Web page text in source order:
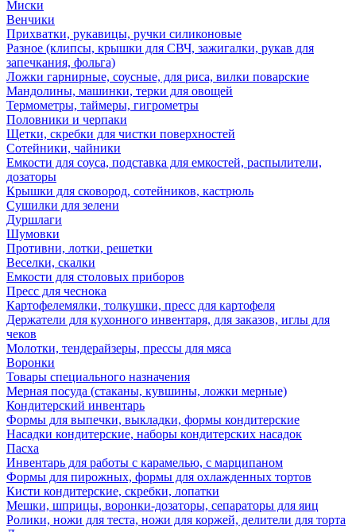
Миски
Венчики
Прихватки, рукавицы, ручки силиконовые
Разное (клипсы, крышки для СВЧ, зажигалки, рукав для
запечкания, фольга)
Ложки гарнирные, соусные, для риса, вилки поварские
Мандолины, машинки, терки для овощей
Термометры, таймеры, гигрометры
Половники и черпаки
Щетки, скребки для чистки поверхностей
Сотейники, чайники
Емкости для соуса, подставка для емкостей, распылители,
дозаторы
Крышки для сковород, сотейников, кастрюль
Сушилки для зелени
Дуршлаги
Шумовки
Противни, лотки, решетки
Веселки, скалки
Емкости для столовых приборов
Пресс для чеснока
Картофелемялки, толкушки, пресс для картофеля
Держатели для кухонного инвентаря, для заказов, иглы для
чеков
Молотки, тендерайзеры, прессы для мяса
Воронки
Товары специального назначения
Мерная посуда (стаканы, кувшины, ложки мерные)
Кондитерский инвентарь
Формы для выпечки, выкладки, формы кондитерские
Насадки кондитерские, наборы кондитерских насадок
Пасха
Инвентарь для работы с карамелью, с марципаном
Формы для пирожных, формы для охлажденных тортов
Кисти кондитерские, скребки, лопатки
Мешки, шприцы, воронки-дозаторы, сепараторы для яиц
Ролики, ножи для теста, ножи для коржей, делители для торта